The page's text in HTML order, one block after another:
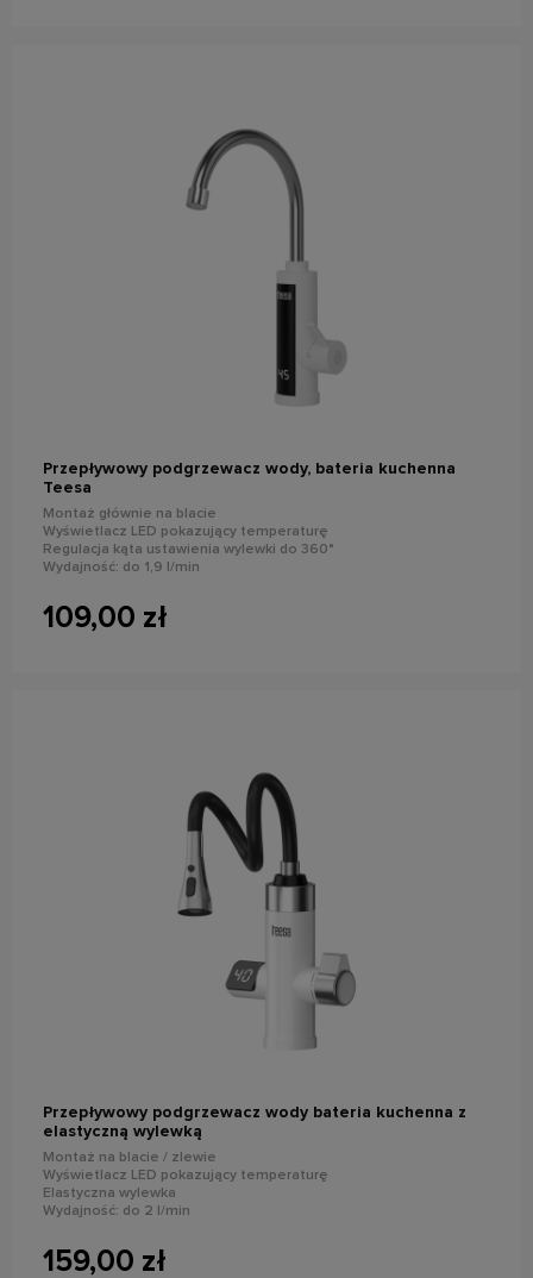
Przepływowy podgrzewacz wody, bateria kuchenna
Teesa
Montaż głównie na blacie
Wyświetlacz LED pokazujący temperaturę
Regulacja kąta ustawienia wylewki do 360°
Wydajność: do 1,9 l/min
109,00 zł
Przepływowy podgrzewacz wody bateria kuchenna z
elastyczną wylewką
Montaż na blacie / zlewie
Wyświetlacz LED pokazujący temperaturę
Elastyczna wylewka
Wydajność: do 2 l/min
Moc znamionowa: 3000 W
159,00 zł
powiadom o dostępności